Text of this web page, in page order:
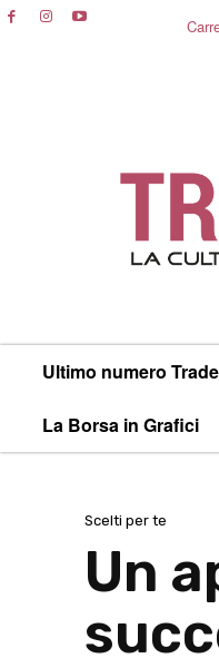
Ultimo numero
La Borsa in Grafici
Scelti per te
Un